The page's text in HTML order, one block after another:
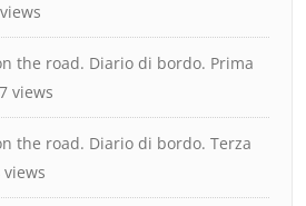
the road. Diario di bordo. Prima
views
the road. Diario di bordo. Terza
views